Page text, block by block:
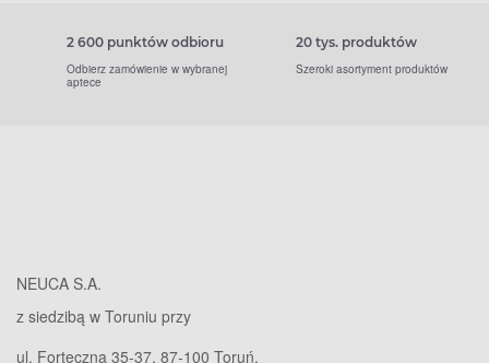
2 600 punktów odbioru
Odbierz zamówienie w wybranej
aptece
20 tys. produktów
Szeroki asortyment produktów
NEUCA S.A.
z siedzibą w Toruniu przy
ul. Forteczna 35-37, 87-100 Toruń,